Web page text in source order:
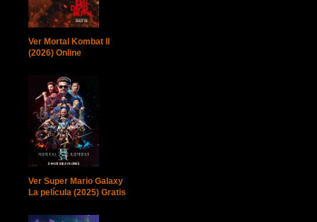
Ver Mortal Kombat II
(2026) Online
Ver Super Mario Galaxy
La película (2025) Gratis